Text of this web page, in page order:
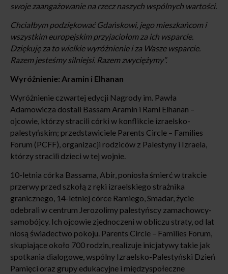
swoje zaangażowanie na rzecz naszych wspólnych wartości.
Chciałbym podziękować Gdańskowi, jego mieszkańcom i
wszystkim europejskim przyjaciołom za ich wsparcie.
Dziękuję za to wielkie wyróżnienie i za Wasze wsparcie.
Razem jesteśmy silniejsi. Razem zwyciężymy”.
Wyróżnienie: Aramin i Elhanan
Wyróżnienie czwartej edycji Nagrody im. Pawła
Adamowicza dostali Bassam Aramin i Rami Elhanan –
ojcowie, którzy stracili córki w konflikcie izraelsko-
palestyńskim; przedstawiciele Parents Circle – Families
Forum (PCFF), organizacji rodziców z Palestyny i Izraela,
którzy stracili dzieci w tej wojnie.
10-letnia córka Bassama, Abir, poniosła śmierć w trakcie
przerwy przed szkołą z ręki izraelskiego strażnika
granicznego, 14-letniej córce Ramiego, Smadar, życie
odebrali w centrum Jerozolimy palestyńscy zamachowcy-
samobójcy. Ich ojcowie zjednoczeni w obliczu straty, od lat
niosą świadectwo pokoju. Parents Circle – Families Forum,
skupiające około 700 rodzin, realizuje inicjatywy takie jak
spotkania dialogowe, wspólny Izraelsko-Palestyński Dzień
Pamięci oraz grupy edukacyjne i międzyspołeczne